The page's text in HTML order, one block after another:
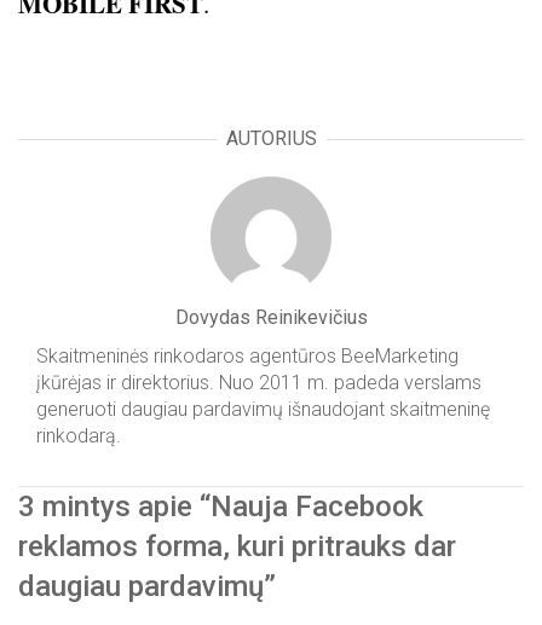
AUTORIUS
Dovydas Reinikevičius
Skaitmeninės rinkodaros agentūros BeeMarketing
įkūrėjas ir direktorius. Nuo 2011 m. padeda verslams
generuoti daugiau pardavimų išnaudojant skaitmeninę
rinkodarą.
3 mintys apie “Nauja Facebook
reklamos forma, kuri pritrauks dar
daugiau pardavimų”